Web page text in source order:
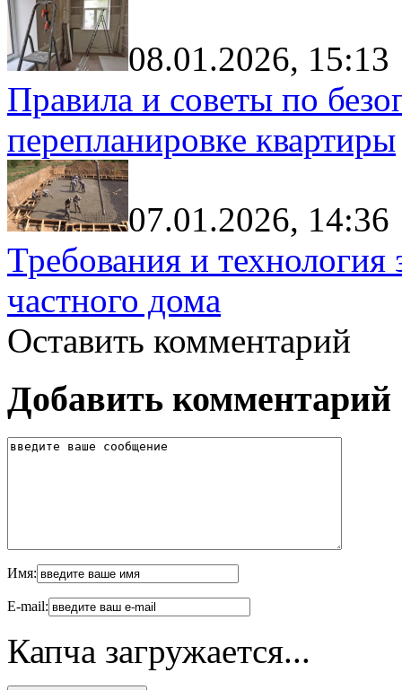
08.01.2026, 15:13
Правила и советы по
перепланировке квартиры
07.01.2026, 14:36
Требования и технология
частного дома
Оставить комментарий
Добавить комментарий
Имя:
E-mail:
Капча загружается...